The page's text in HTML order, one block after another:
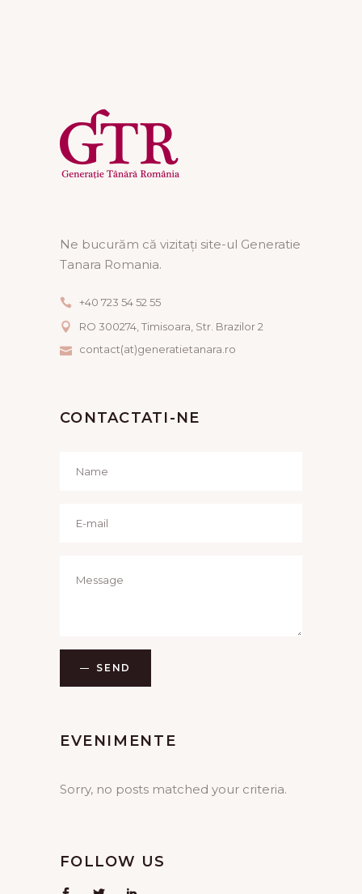
Ne bucurăm că vizitați site-ul Generatie
Tanara Romania.
+40 723 54 52 55
RO 300274, Timisoara, Str. Brazilor 2
contact(at)generatietanara.ro
CONTACTATI-NE
SEND
EVENIMENTE
Sorry, no posts matched your criteria.
FOLLOW US